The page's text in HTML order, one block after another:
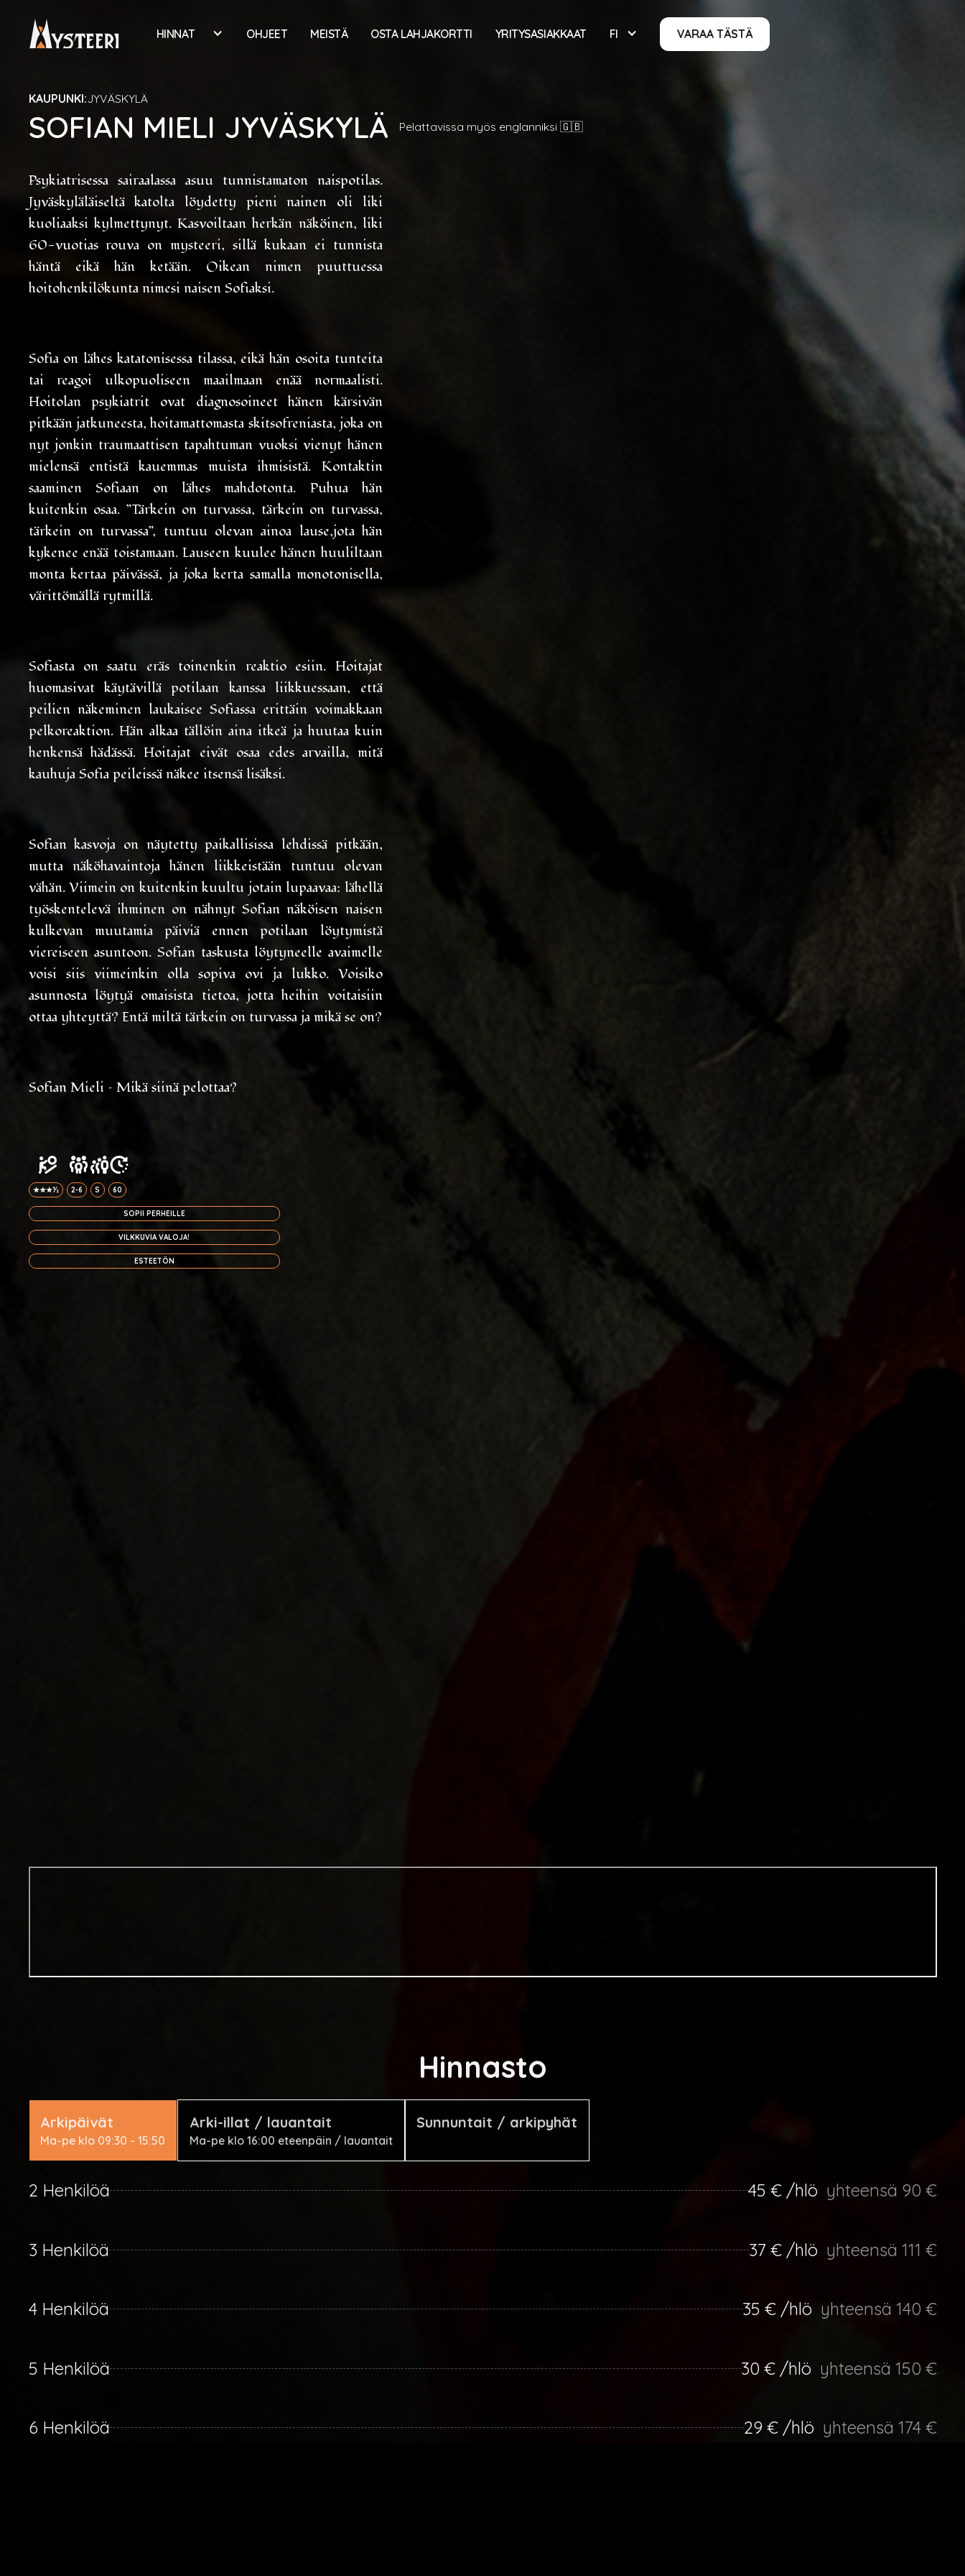
HINNAT OHJEET MEISTÄ OSTA LAHJAKORTTI YRITYSASIAKKAAT FI VARAA TÄSTÄ
KAUPUNKI:JYVÄSKYLÄ
SOFIAN MIELI JYVÄSKYLÄ Pelattavissa myös englanniksi 🇬🇧
Psykiatrisessa sairaalassa asuu tunnistamaton naispotilas.
Jyväskyläläiseltä katolta löydetty pieni nainen oli liki
kuoliaaksi kylmettynyt. Kasvoiltaan herkän näköinen, liki
60-vuotias rouva on mysteeri, sillä kukaan ei tunnista
häntä eikä hän ketään. Oikean nimen puuttuessa
hoitohenkilökunta nimesi naisen Sofiaksi.
Sofia on lähes katatonisessa tilassa, eikä hän osoita tunteita
tai reagoi ulkopuoliseen maailmaan enää normaalisti.
Hoitolan psykiatrit ovat diagnosoineet hänen kärsivän
pitkään jatkuneesta, hoitamattomasta skitsofreniasta, joka on
nyt jonkin traumaattisen tapahtuman vuoksi vienyt hänen
mielensä entistä kauemmas muista ihmisistä. Kontaktin
saaminen Sofiaan on lähes mahdotonta. Puhua hän
kuitenkin osaa. ”Tärkein on turvassa, tärkein on turvassa,
tärkein on turvassa”, tuntuu olevan ainoa lause,jota hän
kykenee enää toistamaan. Lauseen kuulee hänen huuliltaan
monta kertaa päivässä, ja joka kerta samalla monotonisella,
värittömällä rytmillä.
Sofiasta on saatu eräs toinenkin reaktio esiin. Hoitajat
huomasivat käytävillä potilaan kanssa liikkuessaan, että
peilien näkeminen laukaisee Sofiassa erittäin voimakkaan
pelkoreaktion. Hän alkaa tällöin aina itkeä ja huutaa kuin
henkensä hädässä. Hoitajat eivät osaa edes arvailla, mitä
kauhuja Sofia peileissä näkee itsensä lisäksi.
Sofian kasvoja on näytetty paikallisissa lehdissä pitkään,
mutta näköhavaintoja hänen liikkeistään tuntuu olevan
vähän. Viimein on kuitenkin kuultu jotain lupaavaa: lähellä
työskentelevä ihminen on nähnyt Sofian näköisen naisen
kulkevan muutamia päiviä ennen potilaan löytymistä
viereiseen asuntoon. Sofian taskusta löytyneelle avaimelle
voisi siis viimeinkin olla sopiva ovi ja lukko. Voisiko
asunnosta löytyä omaisista tietoa, jotta heihin voitaisiin
ottaa yhteyttä? Entä miltä tärkein on turvassa ja mikä se on?
Sofian Mieli – Mikä siinä pelottaa?
★★★½ 2-6 S 60
SOPII PERHEILLE
VILKKUVIA VALOJA!
ESTEETÖN
Hinnasto
Arkipäivät
Ma-pe klo 09:30 - 15:50
Arki-illat / lauantait
Ma-pe klo 16:00 eteenpäin / lauantait
Sunnuntait / arkipyhät
2 Henkilöä 45 € /hlö yhteensä 90 €
3 Henkilöä 37 € /hlö yhteensä 111 €
4 Henkilöä 35 € /hlö yhteensä 140 €
5 Henkilöä 30 € /hlö yhteensä 150 €
6 Henkilöä 29 € /hlö yhteensä 174 €